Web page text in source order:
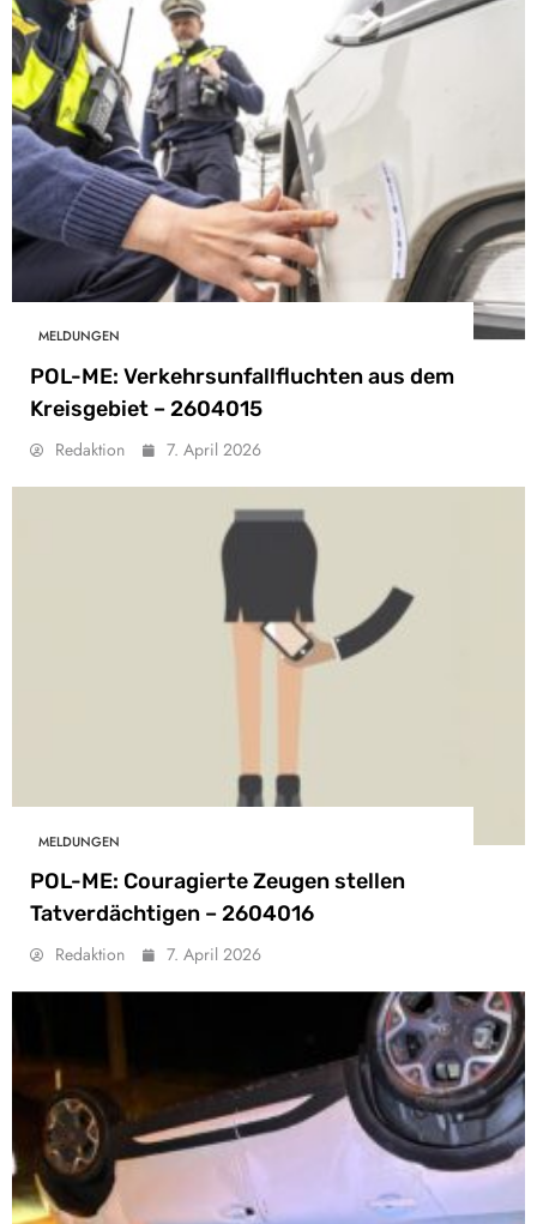
MELDUNGEN
POL-ME: Verkehrsunfallfluchten aus dem
Kreisgebiet – 2604015
Redaktion 7. April 2026
MELDUNGEN
POL-ME: Couragierte Zeugen stellen
Tatverdächtigen – 2604016
Redaktion 7. April 2026